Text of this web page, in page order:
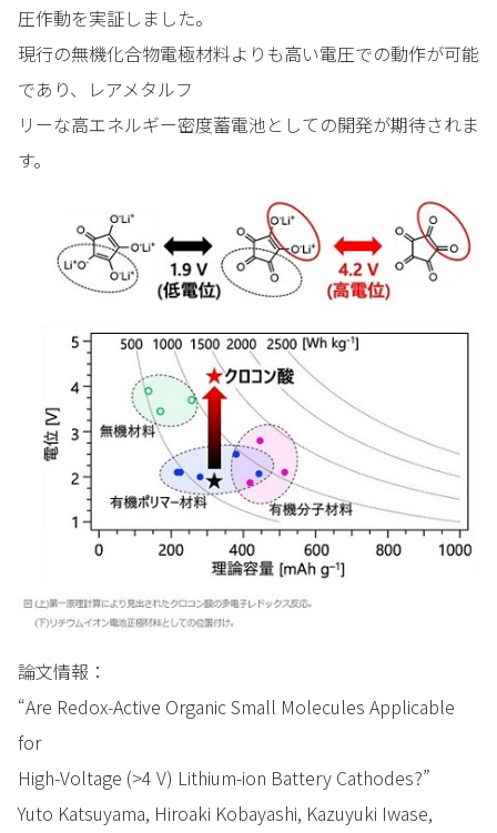
圧作動を実証しました。
現行の無機化合物電極材料よりも高い電圧での動作が可能
であり、レアメタルフ
リーな高エネルギー密度蓄電池としての開発が期待されま
す。
論文情報：
“Are Redox-Active Organic Small Molecules Applicable
for
High-Voltage (>4 V) Lithium-ion Battery Cathodes?”
Yuto Katsuyama, Hiroaki Kobayashi, Kazuyuki Iwase,